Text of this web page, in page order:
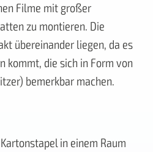
Filme mit großer
zu montieren. Die
übereinander liegen, da es
kommt, die sich in Form von
bemerkbar machen.
in einem Raum